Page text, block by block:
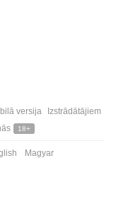
versija
Izstrādātājiem
18+
Magyar